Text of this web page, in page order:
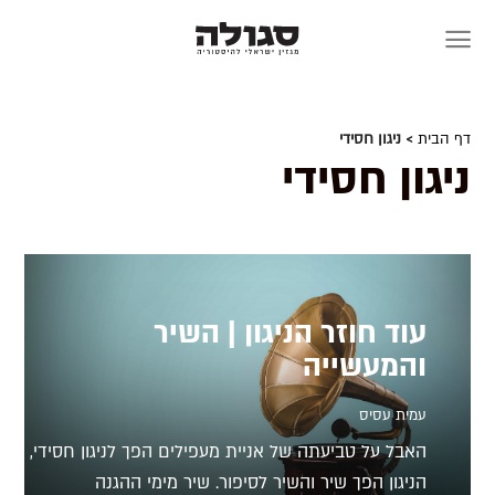
דף הבית > ניגון חסידי
ניגון חסידי
עוד חוזר הניגון | השיר
והמעשייה
עמית עסיס
האבל על טביעתה של אניית מעפילים הפך לניגון חסידי,
הניגון הפך שיר והשיר לסיפור. שיר מימי ההגנה